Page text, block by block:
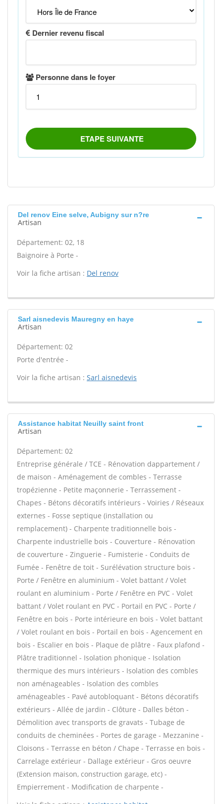
Del renov Eine selve, Aubigny sur n?re
Artisan
Département: 02, 18
Baignoire à Porte -
Voir la fiche artisan : Del renov
Sarl aisnedevis Mauregny en haye
Artisan
Département: 02
Porte d'entrée -
Voir la fiche artisan : Sarl aisnedevis
Assistance habitat Neuilly saint front
Artisan
Département: 02
Entreprise générale / TCE - Rénovation dappartement /
de maison - Aménagement de combles - Terrasse
tropézienne - Petite maçonnerie - Terrassement -
Chapes - Bétons décoratifs intérieurs - Voiries / Réseaux
externes - Fosse septique (installation ou
remplacement) - Charpente traditionnelle bois -
Charpente industrielle bois - Couverture - Rénovation
de couverture - Zinguerie - Fumisterie - Conduits de
Fumée - Fenêtre de toit - Surélévation structure bois -
Porte / Fenêtre en aluminium - Volet battant / Volet
roulant en aluminium - Porte / Fenêtre en PVC - Volet
battant / Volet roulant en PVC - Portail en PVC - Porte /
Fenêtre en bois - Porte intérieure en bois - Volet battant
/ Volet roulant en bois - Portail en bois - Agencement en
bois - Escalier en bois - Plaque de plâtre - Faux plafond -
Plâtre traditionnel - Isolation phonique - Isolation
thermique des murs intérieurs - Isolation des combles
non aménageables - Isolation des combles
aménageables - Pavé autobloquant - Bétons décoratifs
extérieurs - Allée de jardin - Clôture - Dalles béton -
Démolition avec transports de gravats - Tubage de
conduits de cheminées - Portes de garage - Mezzanine -
Cloisons - Terrasse en béton / Chape - Terrasse en bois -
Carrelage extérieur - Dallage extérieur - Gros oeuvre
(Extension maison, construction garage, etc) -
Empierrement - Modification de charpente -